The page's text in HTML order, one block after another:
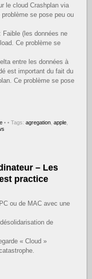
le cloud Crashplan via
problème se pose peu ou
Faible (les données ne
Ce problème se
entre les données à
est important du fait du
Ce problème se pose
• • Tags:agregation ,apple
– Les
practice
ou de MAC avec une
de
« Cloud »